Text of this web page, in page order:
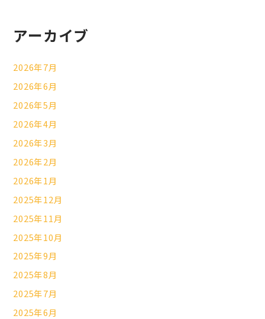
アーカイブ
2026年7月
2026年6月
2026年5月
2026年4月
2026年3月
2026年2月
2026年1月
2025年12月
2025年11月
2025年10月
2025年9月
2025年8月
2025年7月
2025年6月